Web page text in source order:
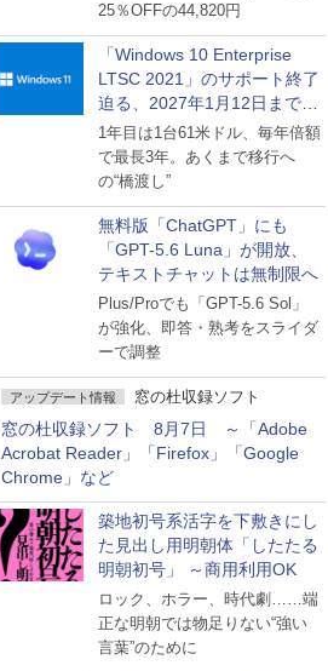
25％OFFの44,820円
「Windows 10 Enterprise
LTSC 2021」のサポート終了
迫る、2027年1月12日まで
～ESUは9月1日から販売
1年目は1台61米ドル、毎年倍額
で最長3年。あくまで移行へ
の“橋渡し”
無料版「ChatGPT」にも
「GPT-5.6 Luna」が開放、
テキストチャットは無制限へ
Plus/Proでも「GPT-5.6 Sol」
が強化、即答・熟考をスライダ
ーで調整
アップデート情報 窓の杜収録ソフト
窓の杜収録ソフト 8月7日 ～「Adobe
Acrobat Reader」「Firefox」「Google
Chrome」など
築地初号系活字を下敷きにし
た見出し用明朝体「したたる
明朝初号」 ～商用利用OK
ロック、ホラー、時代劇……端
正な明朝では物足りない“強い
言葉”のために